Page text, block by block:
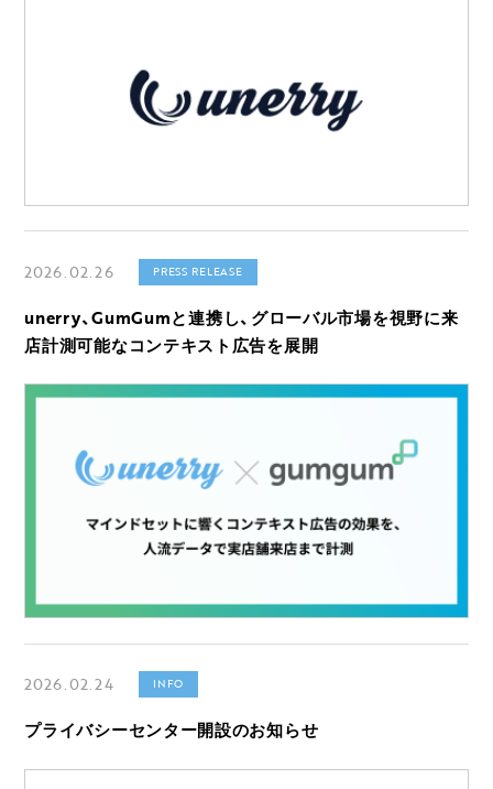
2026.02.26 PRESS RELEASE
unerry、GumGumと連携し、グローバル市場を視野に来
店計測可能なコンテキスト広告を展開
2026.02.24 INFO
プライバシーセンター開設のお知らせ